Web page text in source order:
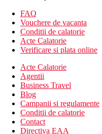
vedere la ocean,
Descrierea hotelului
Hotelul dispune de:
486 camere
ATM
4 piscine (inclusiv
4 restaurante a la
casa de clatite
5 baruri
club pentru copii
FAQ
Vouchere de vacanta
Conditii de calatorie
Acte Calatorie
Verificare si plata online
Acte Calatorie
Agentii
Business Travel
Blog
Campanii si regulamente
Conditii de calatorie
Contact
Directiva EAA